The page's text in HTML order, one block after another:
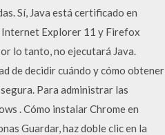
Sí, Java está certificado en
Internet Explorer 11 y Firefox
lo tanto, no ejecutará Java.
de decidir cuándo y cómo obtener
Para administrar las
. Cómo instalar Chrome en
Guardar, haz doble clic en la